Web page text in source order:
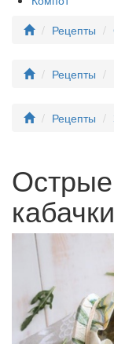
Рецепты
Рецепты
Рецепты